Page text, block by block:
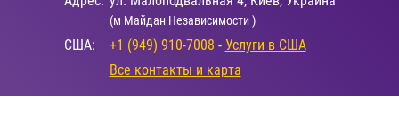
(м Майдан Независимости )
США: +1 (949) 910-7008 - Услуги в США
Все контакты и карта